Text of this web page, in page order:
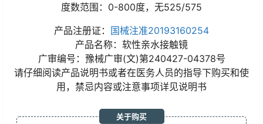
度数范围：0-800度，无525/575
产品注册证： 国械注准20193160254
产品名称：软性亲水接触镜
广审编号：豫械广审(文)第240427-04378号
请仔细阅读产品说明书或者在医务人员的指导下购买和使
用，禁忌内容或注意事项详见说明书
关于购买